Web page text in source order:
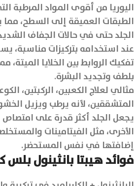
اليوريا من أقوى المواد المرطبة
الطبقات العميقة إلى السطح،
الجلد حتى في حالات الجفاف
عند استخدامه بتركيزات مناسبة،
تفكيك الروابط بين الخلايا
بلطف وتجديد البشرة.
مثالي لعلاج الكعبين، الركبتين،
المتشققين، لأنه يرطب ويزيل
يجعل الجلد أكثر قدرة على
الأخرى، مثل الفيتامينات
إضافتها في نفس المستحضر.
فوائد هيبتا بانثينول بلس